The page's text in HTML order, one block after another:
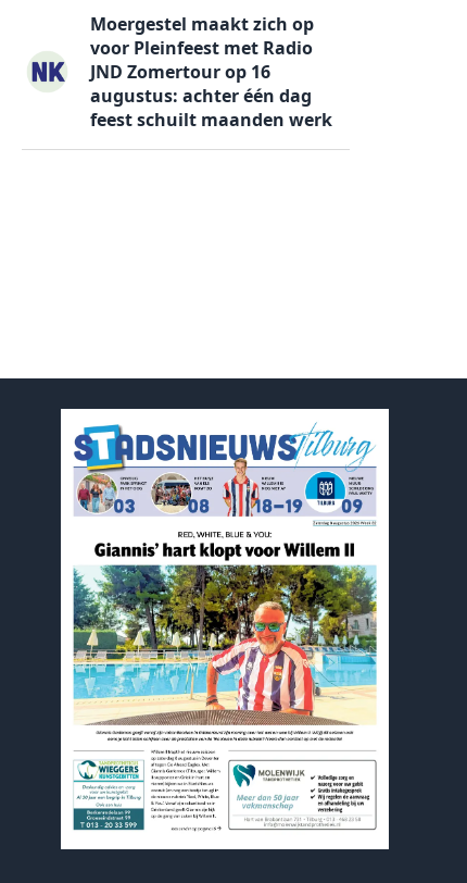
Moergestel maakt zich op
voor Pleinfeest met Radio
JND Zomertour op 16
augustus: achter één dag
feest schuilt maanden werk